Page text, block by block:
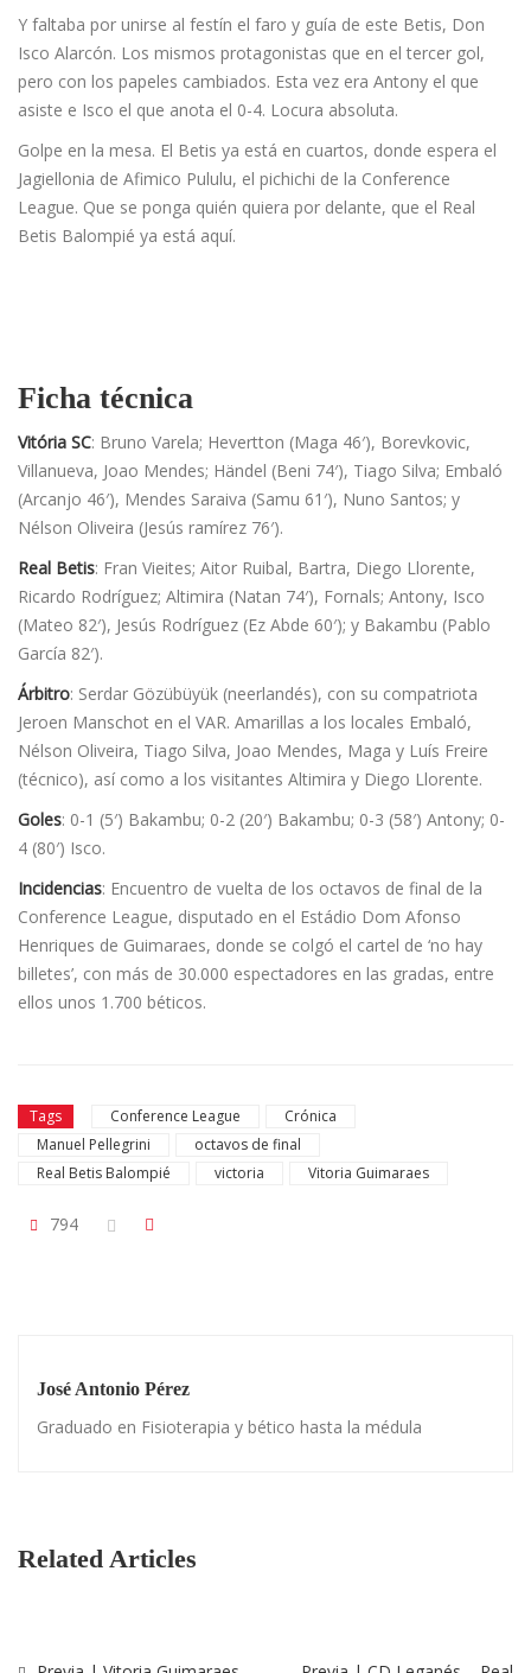
Y faltaba por unirse al festín el faro y guía de este Betis, Don
Isco Alarcón. Los mismos protagonistas que en el tercer gol,
pero con los papeles cambiados. Esta vez era Antony el que
asiste e Isco el que anota el 0-4. Locura absoluta.
Golpe en la mesa. El Betis ya está en cuartos, donde espera el
Jagiellonia de Afimico Pululu, el pichichi de la Conference
League. Que se ponga quién quiera por delante, que el Real
Betis Balompié ya está aquí.
Ficha técnica
Vitória SC: Bruno Varela; Hevertton (Maga 46′), Borevkovic,
Villanueva, Joao Mendes; Händel (Beni 74′), Tiago Silva; Embaló
(Arcanjo 46′), Mendes Saraiva (Samu 61′), Nuno Santos; y
Nélson Oliveira (Jesús ramírez 76′).
Real Betis: Fran Vieites; Aitor Ruibal, Bartra, Diego Llorente,
Ricardo Rodríguez; Altimira (Natan 74′), Fornals; Antony, Isco
(Mateo 82′), Jesús Rodríguez (Ez Abde 60′); y Bakambu (Pablo
García 82′).
Árbitro: Serdar Gözübüyük (neerlandés), con su compatriota
Jeroen Manschot en el VAR. Amarillas a los locales Embaló,
Nélson Oliveira, Tiago Silva, Joao Mendes, Maga y Luís Freire
(técnico), así como a los visitantes Altimira y Diego Llorente.
Goles: 0-1 (5′) Bakambu; 0-2 (20′) Bakambu; 0-3 (58′) Antony; 0-
4 (80′) Isco.
Incidencias: Encuentro de vuelta de los octavos de final de la
Conference League, disputado en el Estádio Dom Afonso
Henriques de Guimaraes, donde se colgó el cartel de ‘no hay
billetes’, con más de 30.000 espectadores en las gradas, entre
ellos unos 1.700 béticos.
Tags Conference League
Crónica
Manuel Pellegrini
octavos de final
Real Betis Balompié
victoria Vitoria Guimaraes
794
José Antonio Pérez
Graduado en Fisioterapia y bético hasta la médula
Related Articles